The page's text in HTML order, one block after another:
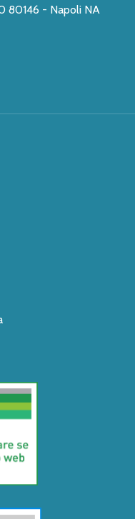
80146 - Napoli NA